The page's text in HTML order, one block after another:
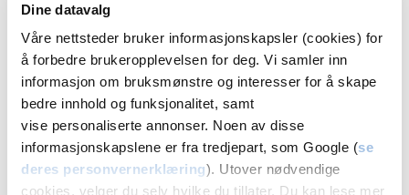
Dine datavalg
Våre nettsteder bruker informasjonskapsler (cookies) for
å forbedre brukeropplevelsen for deg. Vi samler inn
informasjon om bruksmønstre og interesser for å skape
bedre innhold og funksjonalitet, samt
vise personaliserte annonser. Noen av disse
informasjonskapslene er fra tredjepart, som Google (se
deres personvernerklæring). Utover nødvendige
cookies, velger du selv hvilke du tillater. Du kan lese mer
Oslo Bergen Fredrikstad
Hamar
Trondheim
Urologi tilbys også i
Oslo Bergen Fredrikstad
Hamar